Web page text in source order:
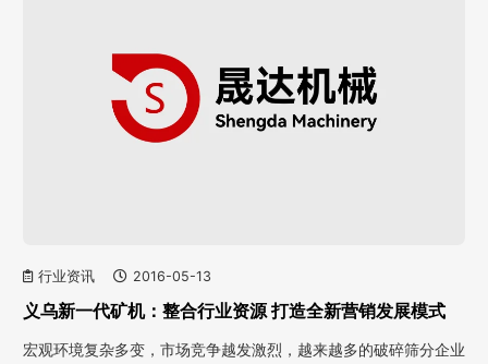
行业资讯 2016-05-13
义乌新一代矿机：整合行业资源 打造全新营销发展模式
宏观环境复杂多变，市场竞争越发激烈，越来越多的破碎筛分企业